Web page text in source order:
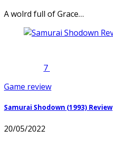
A wolrd full of Grace…
7
Game review
Samurai Shodown (1993) Review
20/05/2022